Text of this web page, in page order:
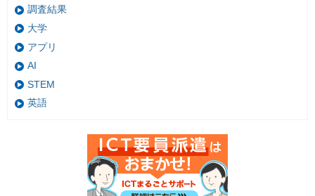
調査結果
大学
アプリ
AI
STEM
英語